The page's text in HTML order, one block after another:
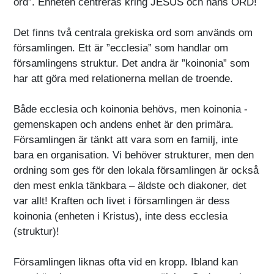
Det finns två centrala grekiska ord som används om
församlingen. Ett är ”ecclesia” som handlar om
församlingens struktur. Det andra är ”koinonia” som
har att göra med relationerna mellan de troende.
Både ecclesia och koinonia behövs, men koinonia -
gemenskapen och andens enhet är den primära.
Församlingen är tänkt att vara som en familj, inte
bara en organisation. Vi behöver strukturer, men den
ordning som ges för den lokala församlingen är också
den mest enkla tänkbara – äldste och diakoner, det
var allt! Kraften och livet i församlingen är dess
koinonia (enheten i Kristus), inte dess ecclesia
(struktur)!
Församlingen liknas ofta vid en kropp. Ibland kan